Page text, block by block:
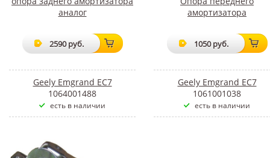
аналог
2590 руб.
Geely Emgrand EC7
1064001488
есть в наличии
амортизатора
1050 руб.
Geely Emgrand EC7
1061001038
есть в наличии